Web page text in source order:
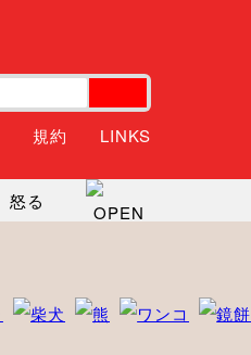
規約 LINKS
怒る